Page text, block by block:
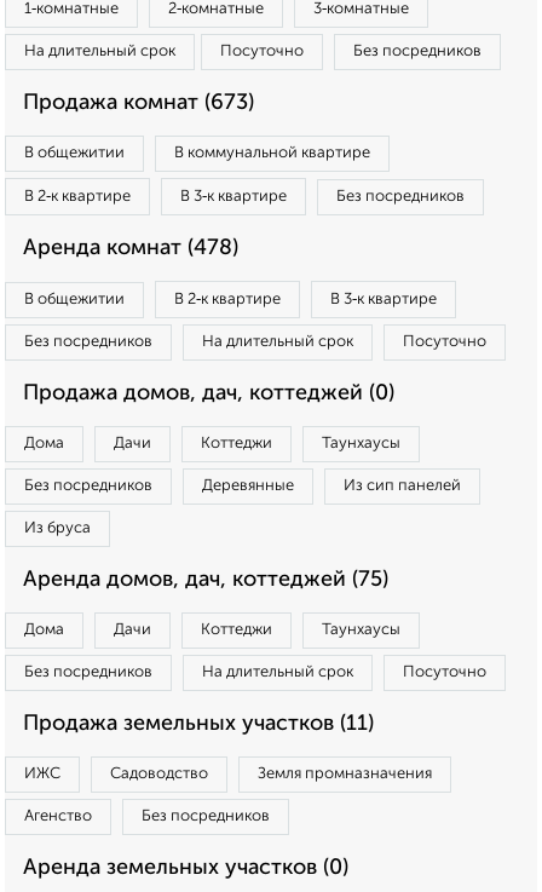
1‑комнатные 2‑комнатные 3‑комнатные
На длительный срок Посуточно Без посредников
Продажа комнат (673)
В общежитии В коммунальной квартире
В 2‑к квартире В 3‑к квартире Без посредников
Аренда комнат (478)
В общежитии В 2‑к квартире В 3‑к квартире
Без посредников На длительный срок Посуточно
Продажа домов, дач, коттеджей (0)
Дома Дачи Коттеджи Таунхаусы
Без посредников Деревянные Из сип панелей
Из бруса
Аренда домов, дач, коттеджей (75)
Дома Дачи Коттеджи Таунхаусы
Без посредников На длительный срок Посуточно
Продажа земельных участков (11)
ИЖС Садоводство Земля промназначения
Агенство Без посредников
Аренда земельных участков (0)